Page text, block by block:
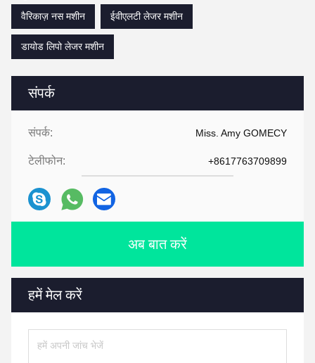
संपर्क
संपर्क: Miss. Amy GOMECY
टेलीफोन: +8617763709899
अब बात करें
हमें मेल करें
वैरिकाज़ नस मशीन
ईवीएलटी लेजर मशीन
डायोड लिपो लेजर मशीन